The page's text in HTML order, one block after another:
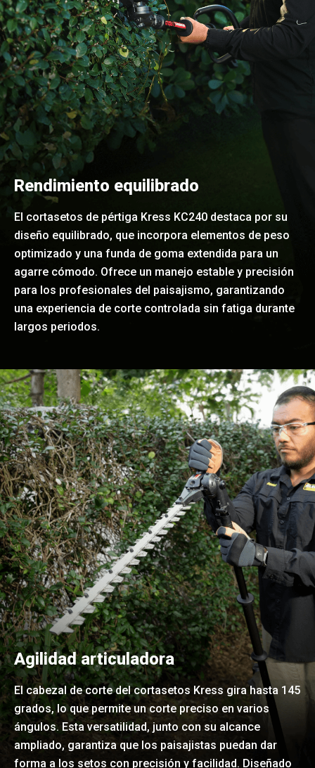
Rendimiento equilibrado
El cortasetos de pértiga Kress KC240 destaca por su
diseño equilibrado, que incorpora elementos de peso
optimizado y una funda de goma extendida para un
agarre cómodo. Ofrece un manejo estable y precisión
para los profesionales del paisajismo, garantizando
una experiencia de corte controlada sin fatiga durante
largos periodos.
Agilidad articuladora
El cabezal de corte del cortasetos Kress gira hasta 145
grados, lo que permite un corte preciso en varios
ángulos. Esta versatilidad, junto con su alcance
ampliado, garantiza que los paisajistas puedan dar
forma a los setos con precisión y facilidad. Diseñado